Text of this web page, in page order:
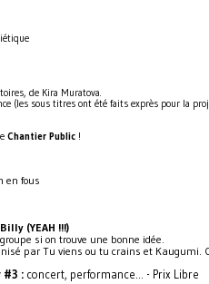
de Kira Muratova.
(les sous titres ont été faits exprès pour la
Chantier Public !
en fous
(YEAH !!!)
si on trouve une bonne idée.
par Tu viens ou tu crains et Kaugumi.
#3 : concert, performance… - Prix Libre